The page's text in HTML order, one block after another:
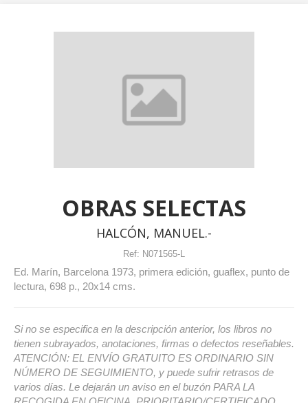
OBRAS SELECTAS
HALCÓN, MANUEL.-
Ref: N071565-L
Ed. Marín, Barcelona 1973, primera edición, guaflex, punto de
lectura, 698 p., 20x14 cms.
Si no se especifica en la descripción anterior, los libros no
tienen subrayados, anotaciones, firmas o defectos reseñables.
ATENCIÓN: EL ENVÍO GRATUITO ES ORDINARIO SIN
NÚMERO DE SEGUIMIENTO, y puede sufrir retrasos de
varios días. Le dejarán un aviso en el buzón PARA LA